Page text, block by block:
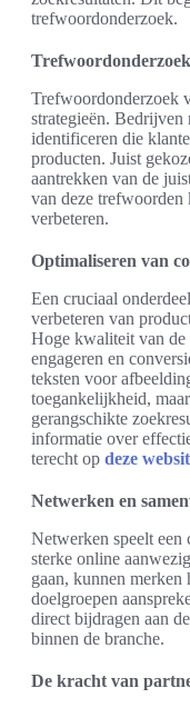
trefwoordonderzoek.
Trefwoordonderzoek
Trefwoordonderzoek
strategieën. Bedrijven
identificeren die
producten. Juist
aantrekken van de
van deze
verbeteren.
Optimaliseren van
Een cruciaal
verbeteren van
Hoge kwaliteit van
engageren en
teksten voor
toegankelijkheid,
gerangschikte
informatie over
terecht op deze
Netwerken en
Netwerken speelt een
sterke online
gaan, kunnen
doelgroepen
direct bijdragen aan
binnen de branche.
De kracht van